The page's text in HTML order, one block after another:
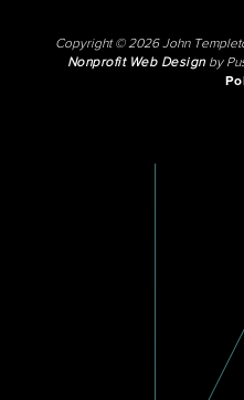
Copyright © 2026 John
Nonprofit Web Designby